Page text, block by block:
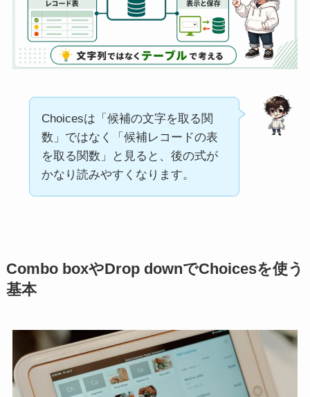
Choicesは「候補の文字を取る関
数」ではなく「候補レコードの表
を取る関数」と見ると、後の式が
かなり読みやすくなります。
Combo boxやDrop downでChoicesを使う
基本